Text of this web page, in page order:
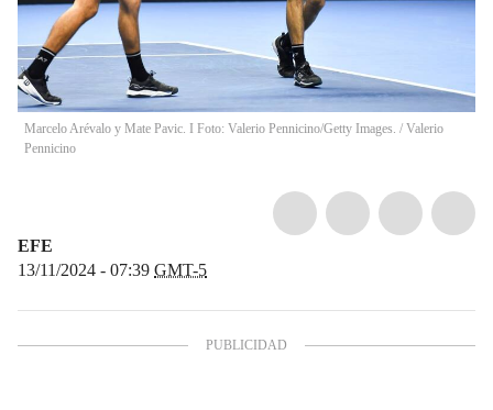
Marcelo Arévalo y Mate Pavic. I Foto: Valerio Pennicino/Getty Images. / Valerio
Pennicino
EFE
13/11/2024 - 07:39 GMT-5